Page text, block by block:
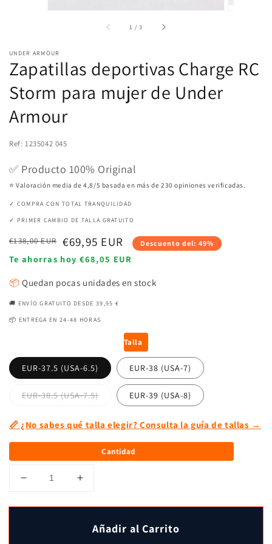
1 /de
3
UNDER ARMOUR
Zapatillas deportivas Charge RC
Storm para mujer de Under
Armour
Ref: 1235042 045
✅ Producto 100% Original
⭐ Valoración media de 4,8/5 basada en más de 230 opiniones verificadas.
✓ COMPRA CON TOTAL TRANQUILIDAD
✓ PRIMER CAMBIO DE TALLA GRATUITO
Precio
habitual
€138,00 EUR
Precio
de
€69,95 EUR
Te ahorras hoy €68,05 EUR
Descuento del: 49%
📦 Quedan pocas unidades en stock
🚚 ENVÍO GRATUITO DESDE 39,95 €
📦 ENTREGA EN 24-48 HORAS
Talla
EUR-37.5 (USA-6.5) EUR-38 (USA-7)
EUR-38.5 (USA-7.5) EUR-39 (USA-8)
📏 ¿No sabes qué talla elegir? Consulta la guía de tallas →
Cantidad
Reducir
para
Aumentar
para
Zapatillas
deportivas
Añadir al Carrito